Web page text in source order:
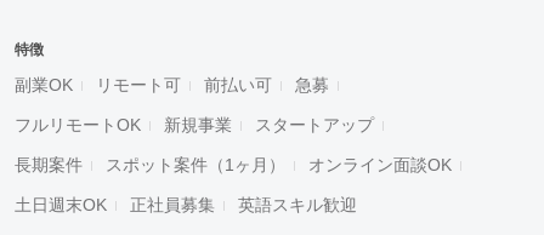
特徴
副業OK リモート可 前払い可 急募
フルリモートOK 新規事業 スタートアップ
長期案件 スポット案件（1ヶ月） オンライン面談OK
土日週末OK 正社員募集 英語スキル歓迎